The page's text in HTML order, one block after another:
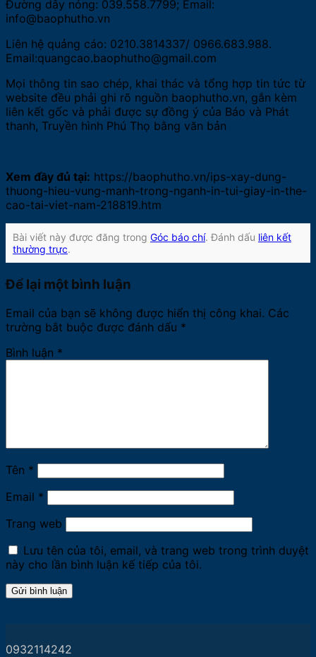
Đường dây nóng: 039.558.7799; Email:
info@baophutho.vn
Liên hệ quảng cáo: 0210.3814337/ 0966.683.988.
Email:quangcao.baophutho@gmail.com
Mọi thông tin sao chép, khai thác và tổng hợp tin tức từ
website đều phải ghi rõ nguồn baophutho.vn, gắn kèm
liên kết gốc và phải được sự đồng ý của Báo và Phát
thanh, Truyền hình Phú Thọ bằng văn bản
Xem đầy đủ tại: https://baophutho.vn/ips-xay-dung-
thuong-hieu-vung-manh-trong-nganh-in-tui-giay-in-the-
cao-tai-viet-nam-218819.htm
Bài viết này được đăng trong Góc báo chí. Đánh dấu liên kết
thường trực.
Để lại một bình luận
Email của bạn sẽ không được hiển thị công khai. Các
trường bắt buộc được đánh dấu *
Bình luận *
Tên *
Email *
Trang web
Lưu tên của tôi, email, và trang web trong trình duyệt
này cho lần bình luận kế tiếp của tôi.
0932114242